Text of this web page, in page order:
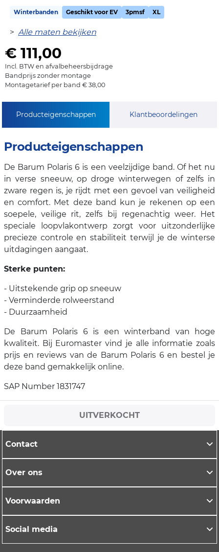
Winterbanden Geschikt voor EV 3pmsf XL
> Alle maten bekijken
€ 111,00
Incl. BTW en afvalbeheersbijdrage
Bandprijs zonder montage
Montagetarief per band € 38,00
Producteigenschappen Klantbeoordelingen
Producteigenschappen
De Barum Polaris 6 is een veelzijdige band. Of het nu
in verse sneeuw, op droge winterwegen of zelfs in
zware regen is, je rijdt met een gevoel van veiligheid
en comfort. Met deze band kun je rekenen op een
soepele, veilige rit, zelfs bij regenachtig weer. Het
speciale loopvlakontwerp zorgt voor uitzonderlijke
precieze controle en stabiliteit terwijl je de winterse
uitdagingen aangaat.
Sterke punten:
- Uitstekende grip op sneeuw
- Verminderde rolweerstand
- Duurzaamheid
De Barum Polaris 6 is een winterband van hoge
kwaliteit. Bij Euromaster vind je alle informatie zoals
prijs en reviews van de Barum Polaris 6 en bestel je
deze band gemakkelijk online.
SAP Number 1831747
UITVERKOCHT
Contact
Over ons
Voorwaarden
Social media